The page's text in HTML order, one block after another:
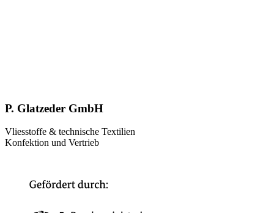
P. Glatzeder GmbH
Vliesstoffe & technische Textilien
Konfektion und Vertrieb